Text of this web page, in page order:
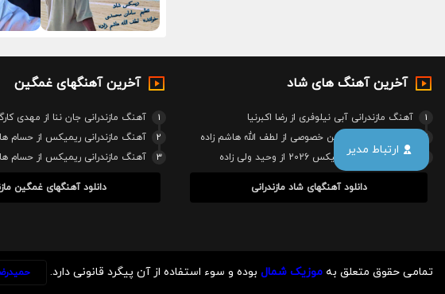
ارتباط مدیر
آخرین آهنگ های شاد
1
آهنگ مازندرانی آبی نیلوفری از رضا اکبرنیا
2
آهنگ مازندرانی جشن خصوصی از لطف الله هاشم زاده
3
آهنگ مازندرانی ریمیکس 2026 از وحید ولی زاده
دانلود آهنگهای شاد مازندرانی
آخرین آهنگهای غمگین
1
آهنگ مازندرانی جان ننا از مهدی
2
آهنگ مازندرانی ریمیکس از حسام
3
آهنگ مازندرانی ریمیکس از حسام
دانلود آهنگهای غمگین
تمامی حقوق متعلق به موزیک شمال بوده و سوء استفاده از آن پیگرد قانونی دارد.